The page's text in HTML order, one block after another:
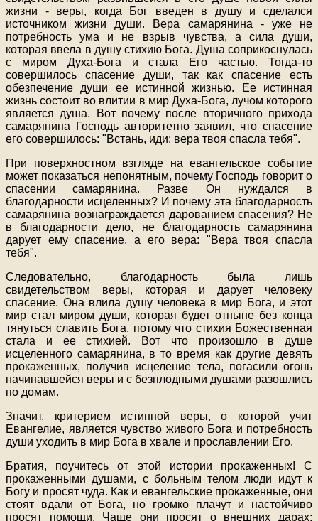
жизни - веры, когда Бог введен в душу и сделался
источником жизни души. Вера самарянина - уже не
потребность ума и не взрыв чувства, а сила души,
которая ввела в душу стихию Бога. Душа соприкоснулась
с миром Духа-Бога и стала Его частью. Тогда-то
совершилось спасение души, так как спасение есть
обезпечение души ее истинной жизнью. Ее истинная
жизнь состоит во влитии в мир Духа-Бога, лучом которого
является душа. Вот почему после вторичного прихода
самарянина Господь авторитетно заявил, что спасение
его совершилось: "Встань, иди; вера твоя спасла тебя".
При поверхностном взгляде на евангельское событие
может показаться непонятным, почему Господь говорит о
спасении самарянина. Разве Он нуждался в
благодарности исцеленных? И почему эта благодарность
самарянина вознаграждается дарованием спасения? Не
в благодарности дело, не благодарность самарянина
дарует ему спасение, а его вера: "Вера твоя спасла
тебя".
Следовательно, благодарность была лишь
свидетельством веры, которая и дарует человеку
спасение. Она влила душу человека в мир Бога, и этот
мир стал миром души, которая будет отныне без конца
тянуться славить Бога, потому что стихия Божественная
стала и ее стихией. Вот что произошло в душе
исцеленного самарянина, в то время как другие девять
прокаженных, получив исцеление тела, погасили огонь
начинавшейся веры и с безплодными душами разошлись
по домам.
Значит, критерием истинной веры, о которой учит
Евангелие, является чувство живого Бога и потребность
души уходить в мир Бога в хвале и прославлении Его.
Братия, поучитесь от этой истории прокаженных! С
прокаженными душами, с больным телом люди идут к
Богу и просят чуда. Как и евангельские прокаженные, они
стоят вдали от Бога, но громко плачут и настойчиво
просят помощи. Чаще они просят о внешних дарах: